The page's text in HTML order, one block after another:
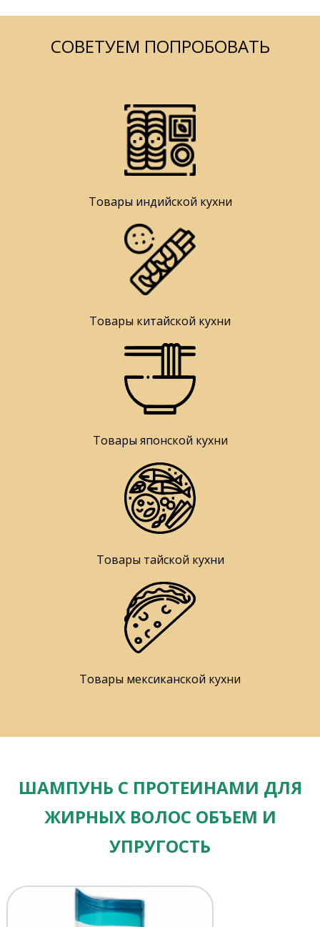
СОВЕТУЕМ ПОПРОБОВАТЬ
Товары индийской кухни
Товары китайской кухни
Товары японской кухни
Товары тайской кухни
Товары мексиканской кухни
ШАМПУНЬ С ПРОТЕИНАМИ ДЛЯ
ЖИРНЫХ ВОЛОС ОБЪЕМ И
УПРУГОСТЬ